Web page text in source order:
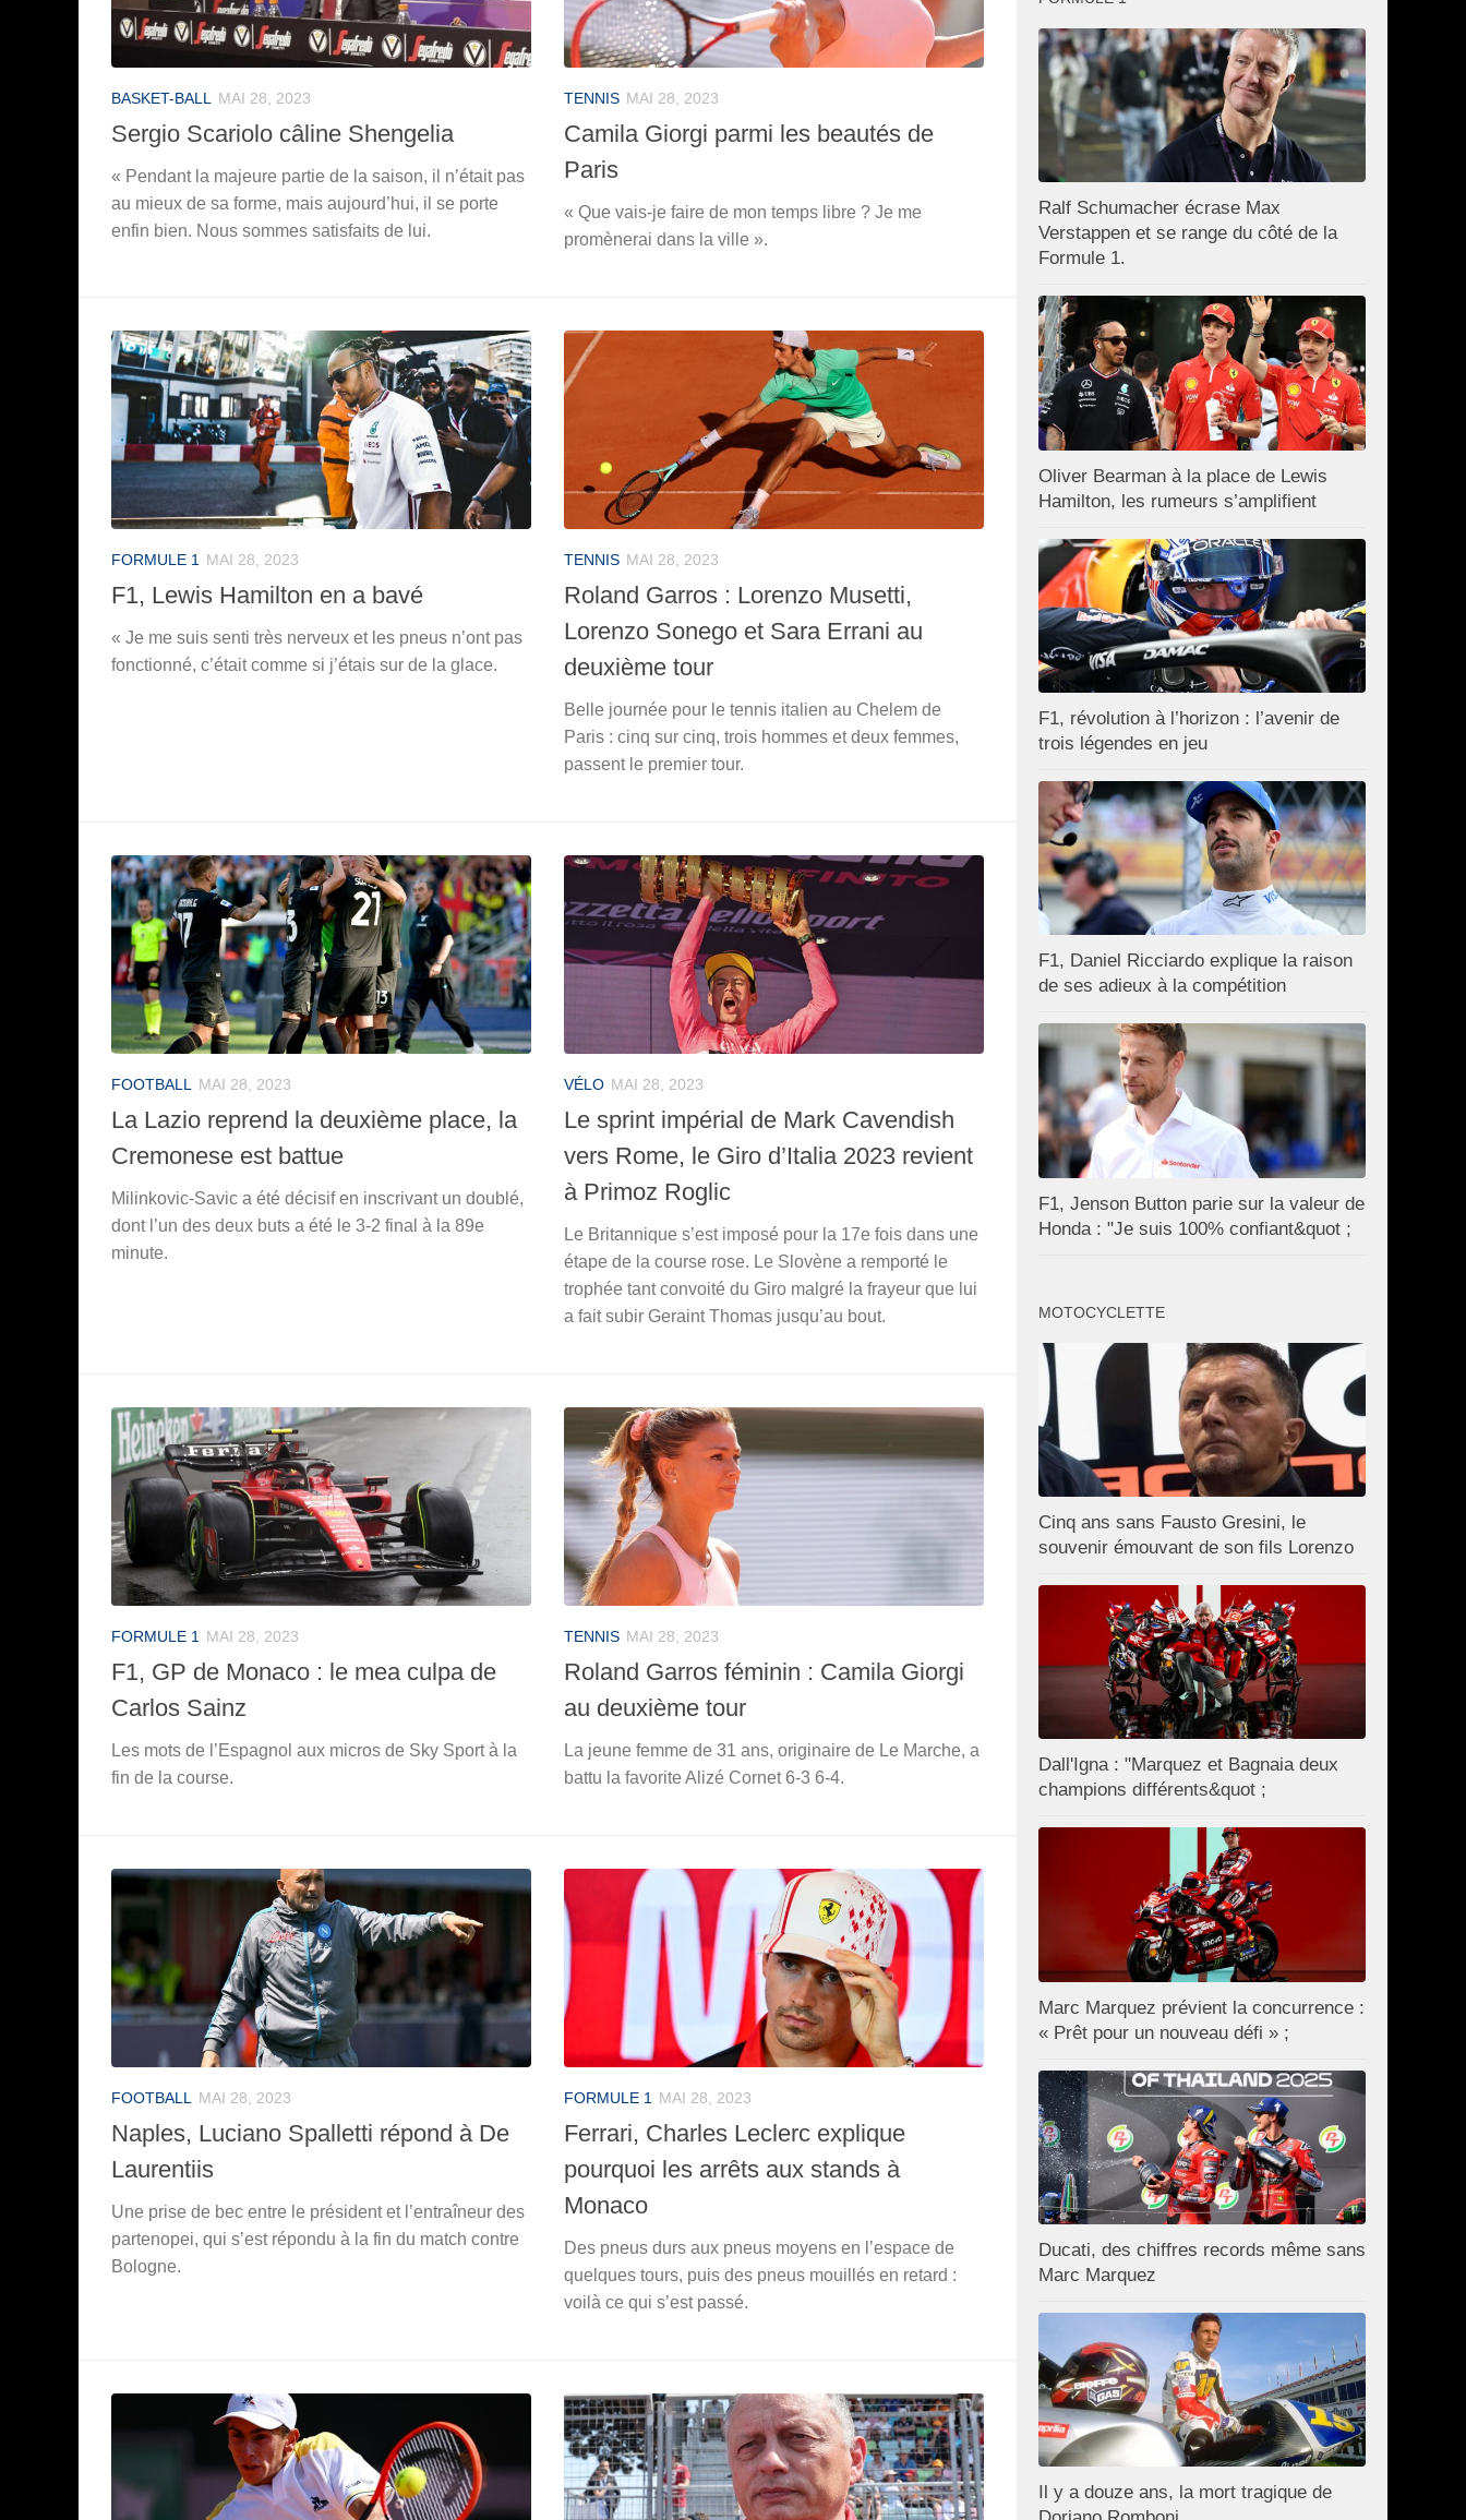
BASKET-BALL MAI 28, 2023
Sergio Scariolo câline Shengelia
« Pendant la majeure partie de la saison, il n’était pas
au mieux de sa forme, mais aujourd’hui, il se porte
enfin bien. Nous sommes satisfaits de lui.
TENNIS MAI 28, 2023
Camila Giorgi parmi les beautés de
Paris
« Que vais-je faire de mon temps libre ? Je me
promènerai dans la ville ».
FORMULE 1 MAI 28, 2023
F1, Lewis Hamilton en a bavé
« Je me suis senti très nerveux et les pneus n’ont pas
fonctionné, c’était comme si j’étais sur de la glace.
TENNIS MAI 28, 2023
Roland Garros : Lorenzo Musetti,
Lorenzo Sonego et Sara Errani au
deuxième tour
Belle journée pour le tennis italien au Chelem de
Paris : cinq sur cinq, trois hommes et deux femmes,
passent le premier tour.
FOOTBALL MAI 28, 2023
La Lazio reprend la deuxième place, la
Cremonese est battue
Milinkovic-Savic a été décisif en inscrivant un doublé,
dont l’un des deux buts a été le 3-2 final à la 89e
minute.
VÉLO MAI 28, 2023
Le sprint impérial de Mark Cavendish
vers Rome, le Giro d’Italia 2023 revient
à Primoz Roglic
Le Britannique s’est imposé pour la 17e fois dans une
étape de la course rose. Le Slovène a remporté le
trophée tant convoité du Giro malgré la frayeur que lui
a fait subir Geraint Thomas jusqu’au bout.
FORMULE 1 MAI 28, 2023
F1, GP de Monaco : le mea culpa de
Carlos Sainz
Les mots de l’Espagnol aux micros de Sky Sport à la
fin de la course.
TENNIS MAI 28, 2023
Roland Garros féminin : Camila Giorgi
au deuxième tour
La jeune femme de 31 ans, originaire de Le Marche, a
battu la favorite Alizé Cornet 6-3 6-4.
FOOTBALL MAI 28, 2023
Naples, Luciano Spalletti répond à De
Laurentiis
Une prise de bec entre le président et l’entraîneur des
partenopei, qui s’est répondu à la fin du match contre
Bologne.
FORMULE 1 MAI 28, 2023
Ferrari, Charles Leclerc explique
pourquoi les arrêts aux stands à
Monaco
Des pneus durs aux pneus moyens en l’espace de
quelques tours, puis des pneus mouillés en retard :
voilà ce qui s’est passé.
Ralf Schumacher écrase Max
Verstappen et se range du côté de la
Formule 1.
Oliver Bearman à la place de Lewis
Hamilton, les rumeurs s’amplifient
F1, révolution à l’horizon : l’avenir de
trois légendes en jeu
F1, Daniel Ricciardo explique la raison
de ses adieux à la compétition
F1, Jenson Button parie sur la valeur de
Honda : "Je suis 100% confiant&quot ;
MOTOCYCLETTE
Cinq ans sans Fausto Gresini, le
souvenir émouvant de son fils Lorenzo
Dall'Igna : "Marquez et Bagnaia deux
champions différents&quot ;
Marc Marquez prévient la concurrence :
« Prêt pour un nouveau défi » ;
Ducati, des chiffres records même sans
Marc Marquez
Il y a douze ans, la mort tragique de